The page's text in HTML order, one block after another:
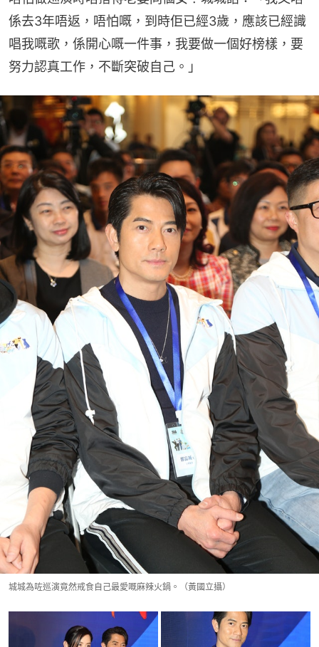
係去3年唔返，唔怕嘅，到時佢已經3歲，應該已經識
唱我嘅歌，係開心嘅一件事，我要做一個好榜樣，要
努力認真工作，不斷突破自己。」
城城為咗巡演竟然戒食自己最愛嘅麻辣火鍋。（黃國立攝）